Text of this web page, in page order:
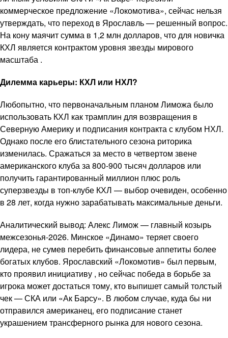
коммерческое предложение «Локомотива», сейчас нельзя
утверждать, что переход в Ярославль — решенный вопрос.
На кону маячит сумма в 1,2 млн долларов, что для новичка
КХЛ является контрактом уровня звезды мирового
масштаба .
Дилемма карьеры: КХЛ или НХЛ?
Любопытно, что первоначальным планом Лиможа было
использовать КХЛ как трамплин для возвращения в
Северную Америку и подписания контракта с клубом НХЛ.
Однако после его блистательного сезона риторика
изменилась. Сражаться за место в четвертом звене
американского клуба за 800-900 тысяч долларов или
получить гарантированный миллион плюс роль
суперзвезды в топ-клубе КХЛ — выбор очевиден, особенно
в 28 лет, когда нужно зарабатывать максимальные деньги.
Аналитический вывод: Алекс Лимож — главный козырь
межсезонья-2026. Минское «Динамо» теряет своего
лидера, не сумев перебить финансовые аппетиты более
богатых клубов. Ярославский «Локомотив» был первым,
кто проявил инициативу , но сейчас победа в борьбе за
игрока может достаться тому, кто выпишет самый толстый
чек — СКА или «Ак Барсу». В любом случае, куда бы ни
отправился американец, его подписание станет
украшением трансферного рынка для нового сезона.